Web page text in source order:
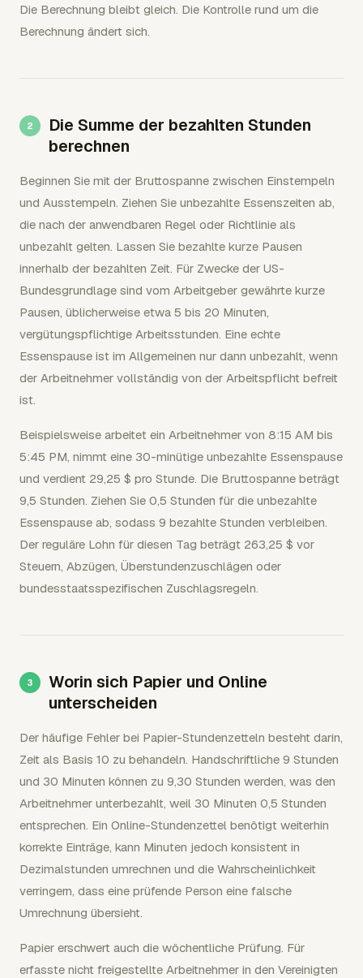
Die Berechnung bleibt gleich. Die Kontrolle rund um die
Berechnung ändert sich.
Die Summe der bezahlten Stunden
berechnen
Beginnen Sie mit der Bruttospanne zwischen Einstempeln
und Ausstempeln. Ziehen Sie unbezahlte Essenszeiten ab,
die nach der anwendbaren Regel oder Richtlinie als
unbezahlt gelten. Lassen Sie bezahlte kurze Pausen
innerhalb der bezahlten Zeit. Für Zwecke der US-
Bundesgrundlage sind vom Arbeitgeber gewährte kurze
Pausen, üblicherweise etwa 5 bis 20 Minuten,
vergütungspflichtige Arbeitsstunden. Eine echte
Essenspause ist im Allgemeinen nur dann unbezahlt, wenn
der Arbeitnehmer vollständig von der Arbeitspflicht befreit
ist.
Beispielsweise arbeitet ein Arbeitnehmer von 8:15 AM bis
5:45 PM, nimmt eine 30-minütige unbezahlte Essenspause
und verdient 29,25 $ pro Stunde. Die Bruttospanne beträgt
9,5 Stunden. Ziehen Sie 0,5 Stunden für die unbezahlte
Essenspause ab, sodass 9 bezahlte Stunden verbleiben.
Der reguläre Lohn für diesen Tag beträgt 263,25 $ vor
Steuern, Abzügen, Überstundenzuschlägen oder
bundesstaatsspezifischen Zuschlagsregeln.
Worin sich Papier und Online
unterscheiden
Der häufige Fehler bei Papier-Stundenzetteln besteht darin,
Zeit als Basis 10 zu behandeln. Handschriftliche 9 Stunden
und 30 Minuten können zu 9,30 Stunden werden, was den
Arbeitnehmer unterbezahlt, weil 30 Minuten 0,5 Stunden
entsprechen. Ein Online-Stundenzettel benötigt weiterhin
korrekte Einträge, kann Minuten jedoch konsistent in
Dezimalstunden umrechnen und die Wahrscheinlichkeit
verringern, dass eine prüfende Person eine falsche
Umrechnung übersieht.
Papier erschwert auch die wöchentliche Prüfung. Für
erfasste nicht freigestellte Arbeitnehmer in den Vereinigten